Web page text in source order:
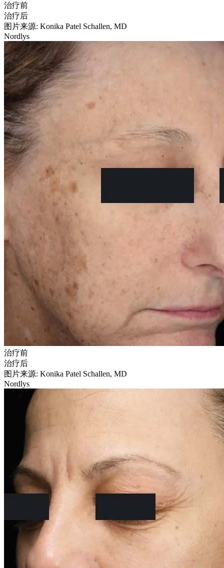
治疗前
治疗后
图片来源: Konika Patel Schallen, MD
Nordlys
治疗前
治疗后
图片来源: Konika Patel Schallen, MD
Nordlys